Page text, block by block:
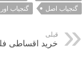
گنجیاب اصل
گنجیاب
قبلی
خرید اقساطی